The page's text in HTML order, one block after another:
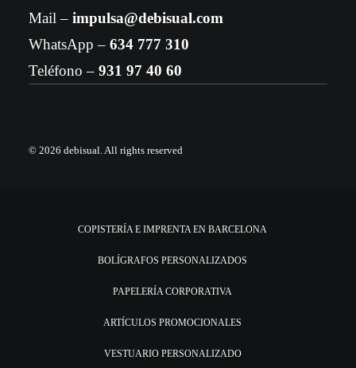
Mail – impulsa@debisual.com
WhatsApp – 634 777 310
Teléfono – 931 97 40 60
© 2026 debisual.All rights reserved
COPISTERÍA E IMPRENTA EN BARCELONA
BOLÍGRAFOS PERSONALIZADOS
PAPELERÍA CORPORATIVA
ARTÍCULOS PROMOCIONALES
VESTUARIO PERSONALIZADO